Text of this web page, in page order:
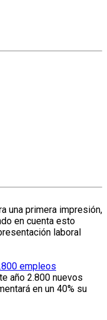
una primera impresión,
en cuenta esto
laboral
empleos
año 2.800 nuevos
en un 40% su